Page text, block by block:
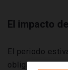
El impacto
El periodo
obligan a